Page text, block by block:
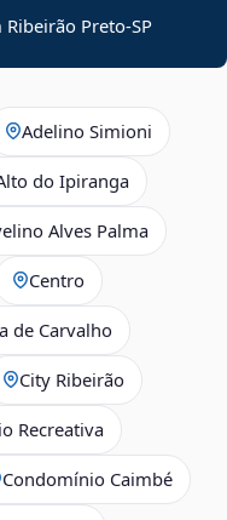
Preto-SP
Adelino Simioni
do Ipiranga
Alves Palma
Centro
de Carvalho
City Ribeirão
Recreativa
Condomínio Caimbé